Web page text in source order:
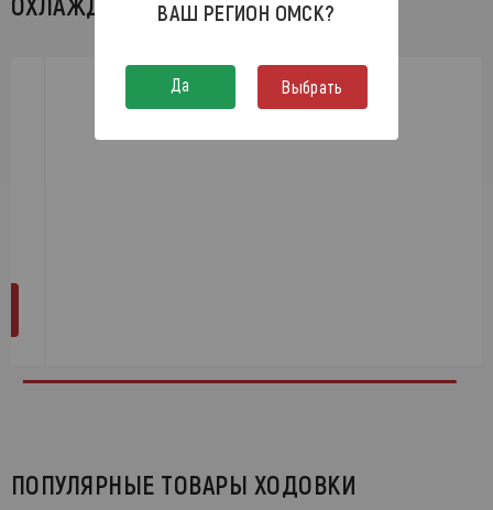
ПОПУЛЯРНЫЕ ТОВАРЫ ХОДОВКИ
ВАШ РЕГИОН ОМСК?
Да Выбрать